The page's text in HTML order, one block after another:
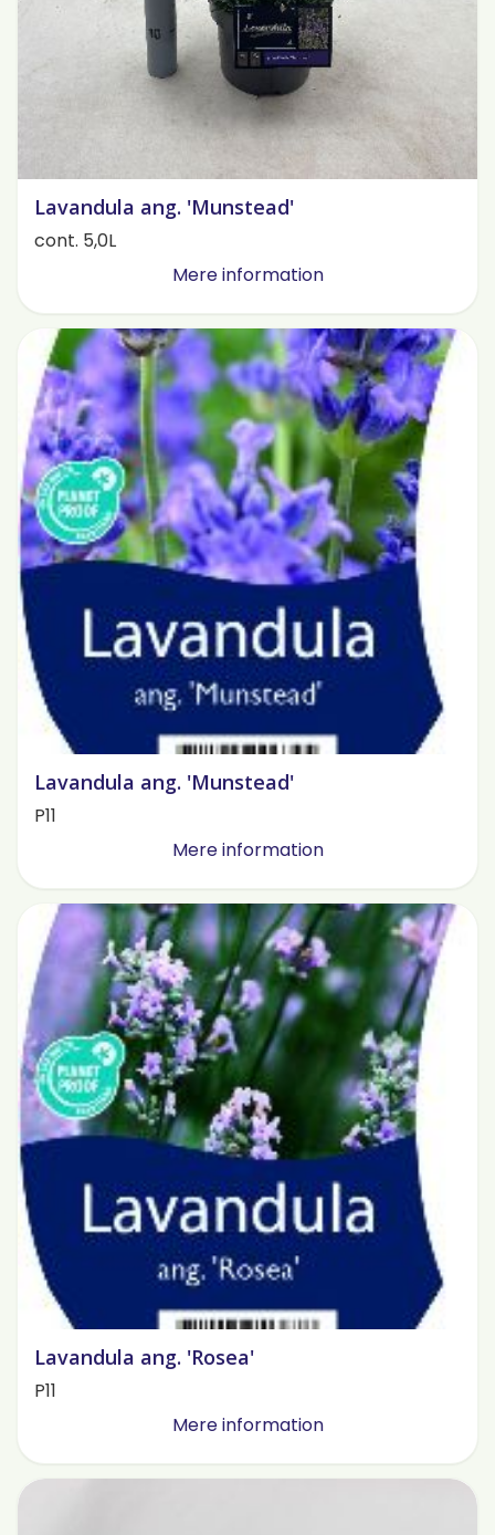
Lavandula ang. 'Munstead'
cont. 5,0L
Mere information
Lavandula ang. 'Munstead'
P11
Mere information
Lavandula ang. 'Rosea'
P11
Mere information